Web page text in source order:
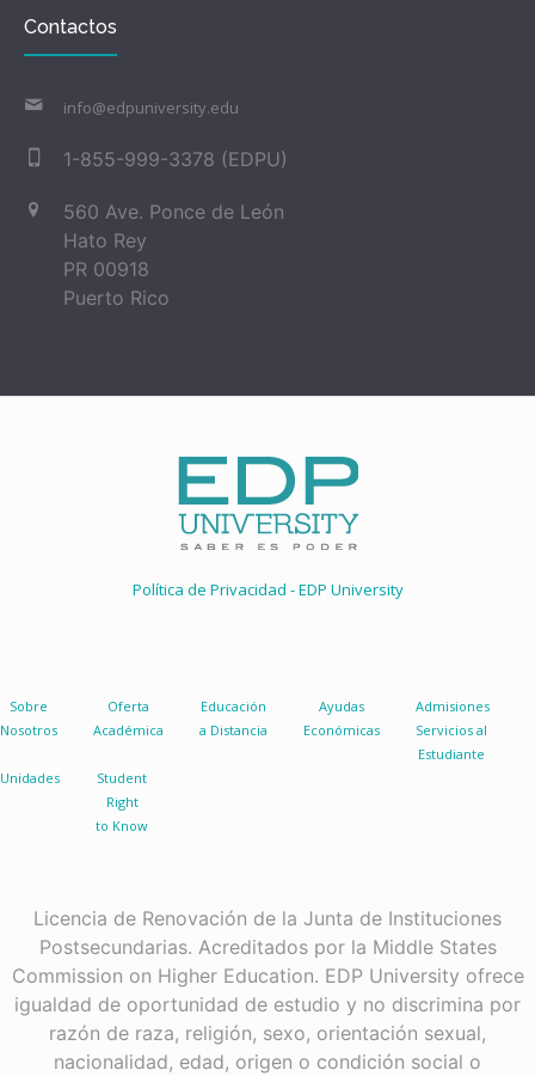
Contactos
info@edpuniversity.edu
1-855-999-3378 (EDPU)
560 Ave. Ponce de León
Hato Rey
PR 00918
Puerto Rico
Política de Privacidad - EDP University
Sobre
Nosotros
Oferta
Académica
Educación
a Distancia
Ayudas
Económicas
Admisiones
Servicios al
Estudiante
Unidades
Student
Right
to Know
Licencia de Renovación de la Junta de Instituciones
Postsecundarias. Acreditados por la Middle States
Commission on Higher Education. EDP University ofrece
igualdad de oportunidad de estudio y no discrimina por
razón de raza, religión, sexo, orientación sexual,
nacionalidad, edad, origen o condición social o